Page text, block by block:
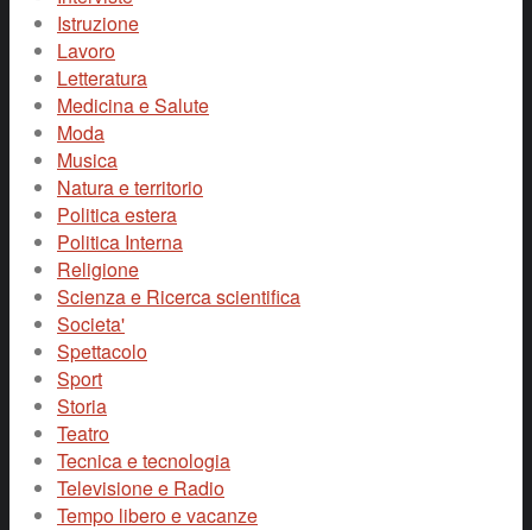
Istruzione
Lavoro
Letteratura
Medicina e Salute
Moda
Musica
Natura e territorio
Politica estera
Politica Interna
Religione
Scienza e Ricerca scientifica
Societa'
Spettacolo
Sport
Storia
Teatro
Tecnica e tecnologia
Televisione e Radio
Tempo libero e vacanze